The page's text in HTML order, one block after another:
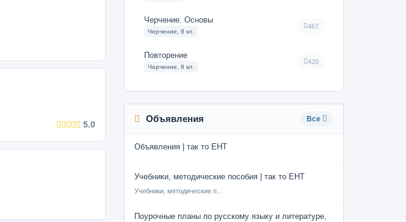
5.0
Черчение. Основы
Черчение, 8 кл.
467
Повторение
Черчение, 8 кл.
420
Объявления Все
Объявления | так то ЕНТ
Учебники, методические пособия | так то ЕНТ
Поурочные планы по русскому языку и литературе,